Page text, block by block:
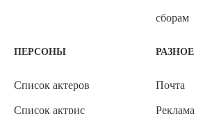
сборам
ПЕРСОНЫ
Список актеров
Список актрис
РАЗНОЕ
Почта
Реклама